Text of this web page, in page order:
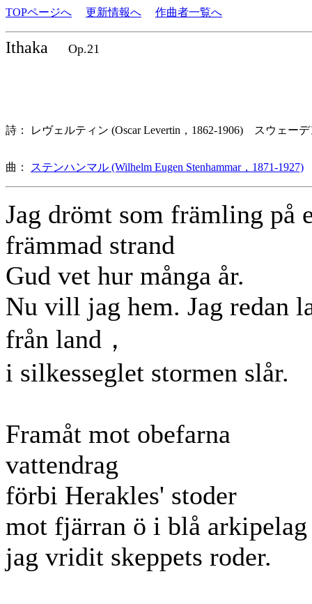
TOPページへ 更新情報へ 作曲者一覧へ
Ithaka Op.21
詩： レヴェルティン (Oscar Levertin，1862-1906) スウェー
曲： ステンハンマル (Wilhelm Eugen Stenhammar，1871-1927)
Jag drömt som främling på
främmad strand
Gud vet hur många år.
Nu vill jag hem. Jag redan
från land，
i silkesseglet stormen slår.
Framåt mot obefarna
vattendrag
förbi Herakles' stoder
mot fjärran ö i blå arkipelag
jag vridit skeppets roder.